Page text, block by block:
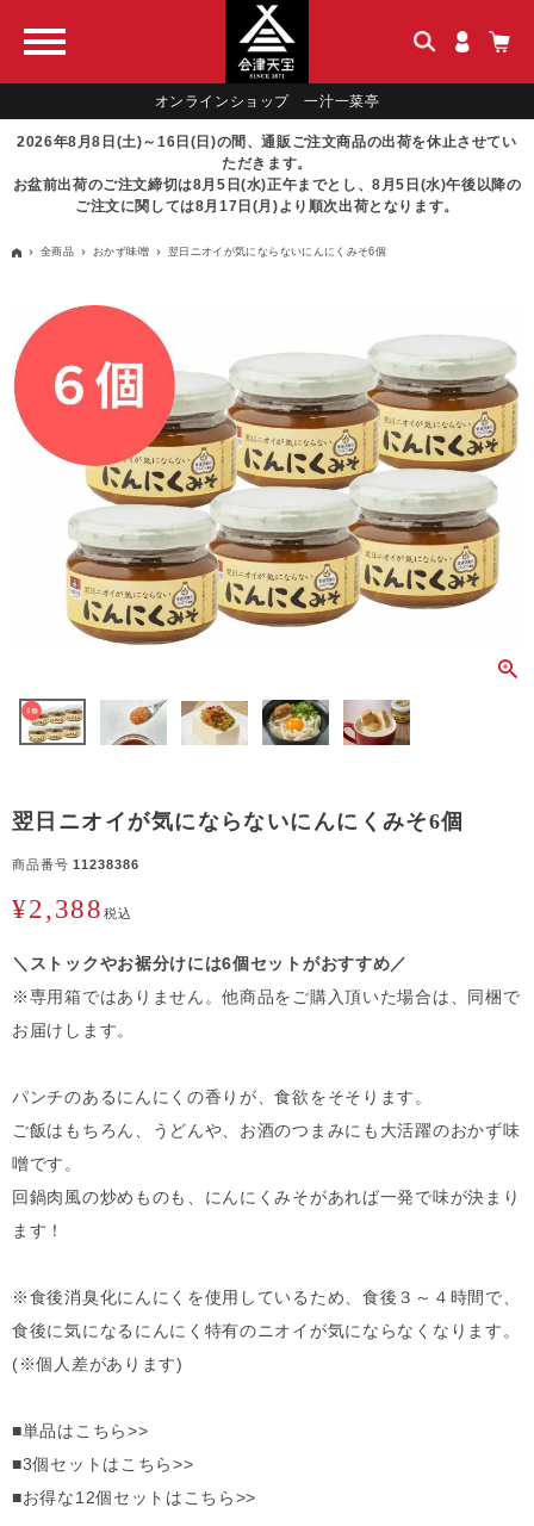
オンラインショップ 一汁一菜亭
2026年8月8日(土)～16日(日)の間、通販ご注文商品の出荷を休止させてい
ただきます。
お盆前出荷のご注文締切は8月5日(水)正午までとし、8月5日(水)午後以降の
ご注文に関しては8月17日(月)より順次出荷となります。
全商品 おかず味噌 翌日ニオイが気にならないにんにくみそ6個
翌日ニオイが気にならないにんにくみそ6個
商品番号 11238386
¥2,388税込
＼ストックやお裾分けには6個セットがおすすめ／
※専用箱ではありません。他商品をご購入頂いた場合は、同梱で
お届けします。
パンチのあるにんにくの香りが、食欲をそそります。
ご飯はもちろん、うどんや、お酒のつまみにも大活躍のおかず味
噌です。
回鍋肉風の炒めものも、にんにくみそがあれば一発で味が決まり
ます！
※食後消臭化にんにくを使用しているため、食後３～４時間で、
食後に気になるにんにく特有のニオイが気にならなくなります。
(※個人差があります)
■単品はこちら>>
■3個セットはこちら>>
■お得な12個セットはこちら>>